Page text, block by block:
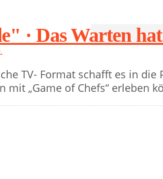
· Das Warten
TV- Format schafft es in
mit „Game of Chefs“ erleben